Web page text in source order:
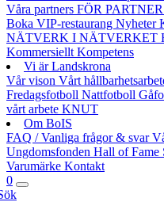
Våra partners FÖR
Boka VIP-restaurang Nyheter
NÄTVERK I NÄTVERKET
Kommersiellt Kompetens
Vi är Landskrona
Vår vison Vårt
Fredagsfotboll Nattfotboll
vårt arbete KNUT
Om BoIS
FAQ / Vanliga frågor & svar
Ungdomsfonden Hall of Fame
Varumärke Kontakt
0